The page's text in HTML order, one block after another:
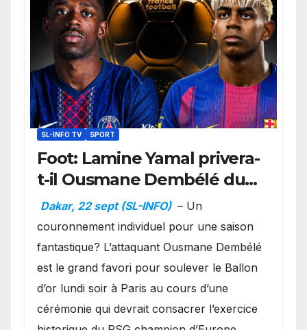
SL-INFO TV SPORT
Foot: Lamine Yamal privera-
t-il Ousmane Dembélé du
Ballon d’or ?
Dakar, 22 sept (SL-INFO) – Un
couronnement individuel pour une saison
fantastique? L’attaquant Ousmane Dembélé
est le grand favori pour soulever le Ballon
d’or lundi soir à Paris au cours d’une
cérémonie qui devrait consacrer l’exercice